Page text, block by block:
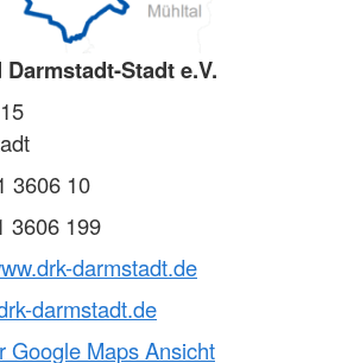
Stadt e.V.
3606 10
3606 199
darmstadt.de
darmstadt.de
Google Maps Ansicht